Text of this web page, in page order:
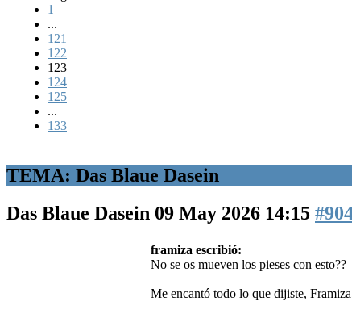
1
...
121
122
123
124
125
...
133
TEMA: Das Blaue Dasein
Das Blaue Dasein 09 May 2026 14:15
framiza escribió:
No se os mueven los pieses con esto??
Me encantó todo lo que dijiste,